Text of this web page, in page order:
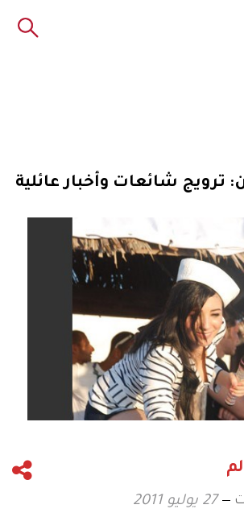
ترويج شائعات وأخبار عائلية
27 يوليو 2011